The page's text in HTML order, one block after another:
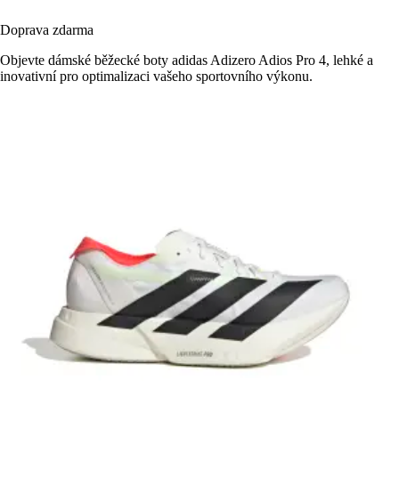
Doprava zdarma
Objevte dámské běžecké boty adidas Adizero Adios Pro 4, lehké a
inovativní pro optimalizaci vašeho sportovního výkonu.